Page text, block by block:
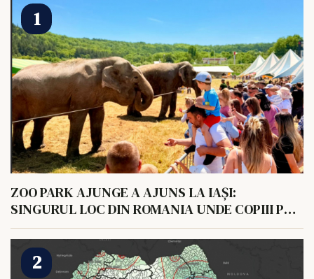
ZOO PARK AJUNGE A AJUNS LA IAȘI:
SINGURUL LOC DIN ROMANIA UNDE COPIII POT
HRANI UN ELEFANT